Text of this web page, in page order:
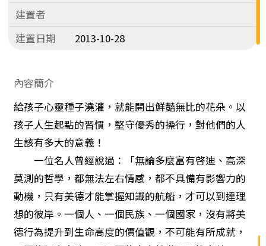
建置者
建置日期
2013-10-28
內容簡介
給孩子心靈種子澆灌，就能開出鮮豔無比的花朵。以
孩子人生起點的習慣，堅守優秀的操行，對他們的人
生該有多大的意義！
一位名人曾經說過：「無論多麼富有啓迪、高深
莫測的哲學，都無法左右情感，都不具備有影響力的
動機，只有美德才能掌握知識的航船，才可以到達理
想的彼岸。一個人、一個民族、一個國家，沒有將美
德行為提升到生命高度的價值觀，不可能有所成就，